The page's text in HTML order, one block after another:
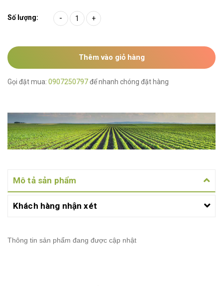
Số lượng: - +
Thêm vào giỏ hàng
Gọi đặt mua: 0907250797để nhanh chóng đặt hàng
Mô tả sản phẩm
Khách hàng nhận xét
Thông tin sản phẩm đang được cập nhật